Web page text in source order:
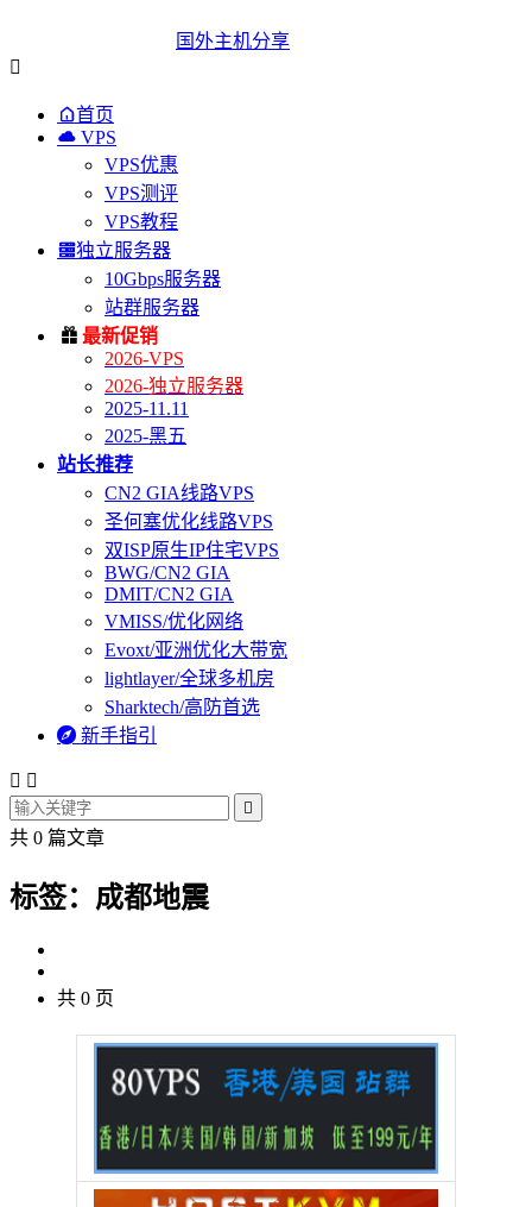
国外主机分享

首页
 VPS
VPS优惠
VPS测评
VPS教程
独立服务器
10Gbps服务器
站群服务器
 最新促销
2026-VPS
2026-独立服务器
2025-11.11
2025-黑五
站长推荐
CN2 GIA线路VPS
圣何塞优化线路VPS
双ISP原生IP住宅VPS
BWG/CN2 GIA
DMIT/CN2 GIA
VMISS/优化网络
Evoxt/亚洲优化大带宽
lightlayer/全球多机房
Sharktech/高防首选
 新手指引
 

共 0 篇文章
标签：成都地震
共 0 页